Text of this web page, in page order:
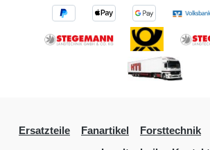
Ersatzteile Fanartikel Forsttechnik